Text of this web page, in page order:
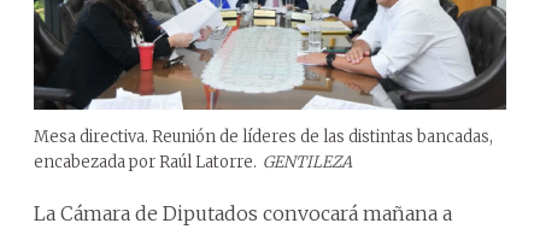
Mesa directiva. Reunión de líderes de las distintas bancadas,
encabezada por Raúl Latorre. GENTILEZA
La Cámara de Diputados convocará mañana a